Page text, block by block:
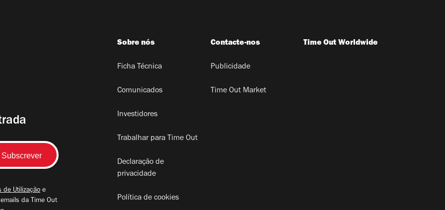
de Utilização e
da Time Out
Sobre nós
Ficha Técnica
Comunicados
Investidores
Trabalhar para Time Out
Declaração de
privacidade
Política de cookies
Contacte-nos
Publicidade
Time Out Market
Time Out Worldwide